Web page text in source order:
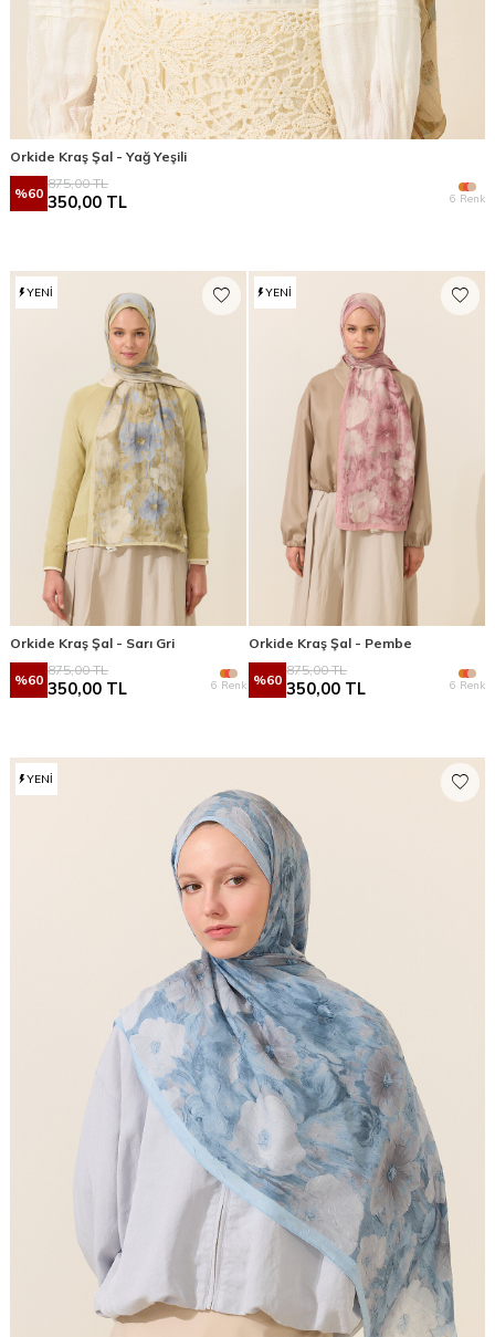
Orkide Kraş Şal - Yağ Yeşili
%60
875,00TL
350,00 TL 6 Renk
YENI
Orkide Kraş Şal - Sarı Gri
%60
875,00TL
350,00 TL 6 Renk
YENI
Orkide Kraş Şal - Pembe
%60
875,00TL
350,00 TL 6 Renk
YENI